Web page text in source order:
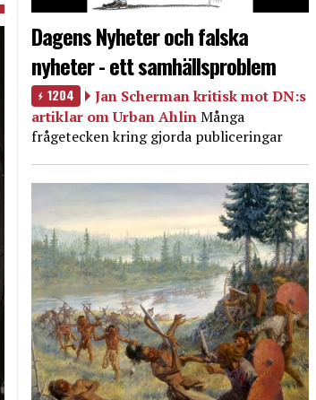
Dagens Nyheter och falska
nyheter - ett samhällsproblem
1204
Jan Scherman kritisk mot DN:s
artiklar om Urban AhlinMånga
frågetecken kring gjorda publiceringar